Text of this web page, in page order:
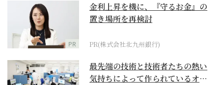
PR
金利上昇を機に、『守るお金』の
置き場所を再検討
PR(株式会社北九州銀行)
最先端の技術と技術者たちの熱い
気持ちによって作られているオー